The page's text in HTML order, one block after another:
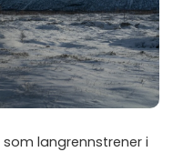
langrennstrener i